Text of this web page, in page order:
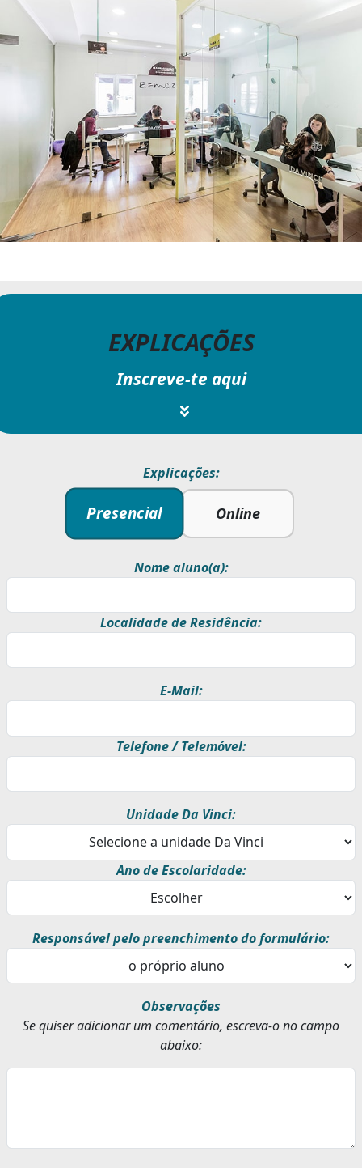
EXPLICAÇÕES
Inscreve-te aqui
Explicações:
Presencial Online
Nome aluno(a):
Localidade de Residência:
E-Mail:
Telefone / Telemóvel:
Unidade Da Vinci:
Ano de Escolaridade:
Responsável pelo preenchimento do formulário:
Observações
Se quiser adicionar um comentário, escreva-o no campo
abaixo: